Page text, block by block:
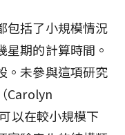
包括了小規模情況
期的計算時間。
。未參與這項研究
Carolyn
以在較小規模下